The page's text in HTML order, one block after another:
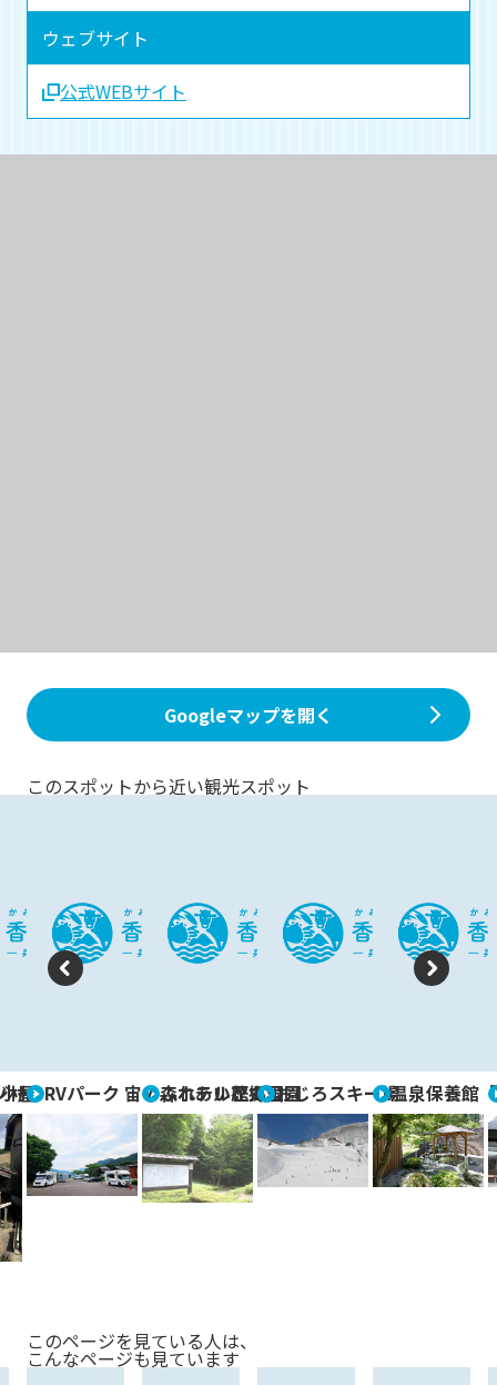
ウェブサイト
公式WEBサイト
Googleマップを開く
このスポットから近い観光スポット
vi
o
u
s
xt
村屋 RVパーク 宙の森ホテル花郷里
ふれあい歴史公園おじろスキー場温泉保養館
このページを見ている人は、
こんなページも見ています